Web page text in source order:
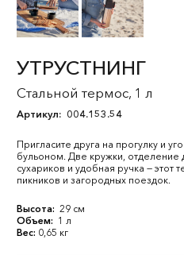
УТРУСТНИНГ
Стальной термос, 1 л
Артикул: 004.153.54
Пригласите друга на прогулку и
бульоном. Две кружки, отделение
сухариков и удобная ручка — этот
пикников и загородных поездок.
Высота: 29 см
Объем: 1 л
Вес: 0,65 кг